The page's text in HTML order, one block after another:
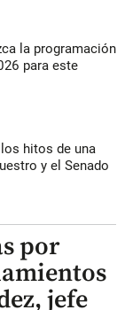
la programación
para este
hitos de una
y el Senado
por
jefe